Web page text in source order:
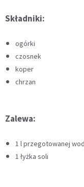
Składniki:
ogórki
czosnek
koper
chrzan
Zalewa:
1 l przegotowanej
1 łyżka soli